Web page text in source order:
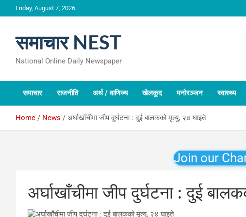
to
Friday, August 7, 2026
समाचार NEST
National Online Daily Newspaper
समाचार राजनीति अर्थ / वाणिज्य खेलकुद मनोरञ्जन स्वास्थ्य
Home News अर्घाखाँचीमा जीप दुर्घटना : दुई बालकको मृत्यु, २४ घाइते
Join our
अर्घाखाँचीमा जीप दुर्घटना : दुई